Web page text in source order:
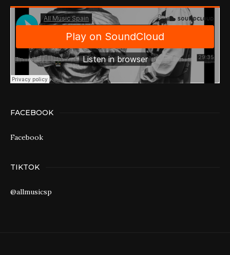
FACEBOOK
Facebook
TIKTOK
@allmusicsp